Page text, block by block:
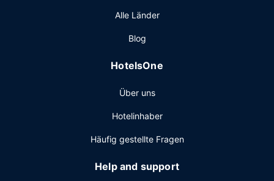
Zum Angebot gehören ein Express-Check-out und eine
Alle Länder
Blog
HotelsOne
Über uns
Hotelinhaber
Häufig gestellte Fragen
Help and support